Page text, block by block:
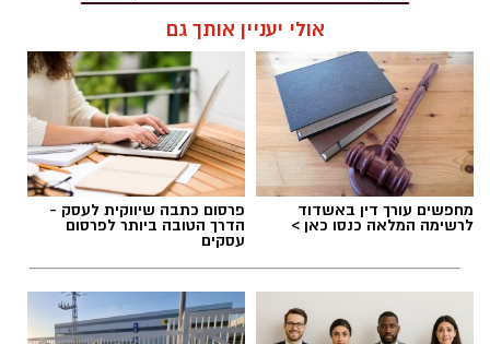
תגים:היכל התרבות יבנה עונת המנויים ביבנה
אולי יעניין אותך גם
מחפשים עורך דין באשדוד
לרשימה המלאה כנסו כאן >
פרסום כתבה שיווקית לעסק -
הדרך הטובה ביותר לפרסום
עסקים